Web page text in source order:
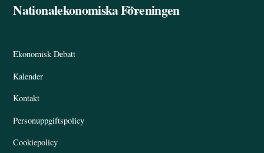
Back
Nationalekonomiska Föreningen
Ekonomisk Debatt
Kalender
Kontakt
Personuppgiftspolicy
Cookiepolicy